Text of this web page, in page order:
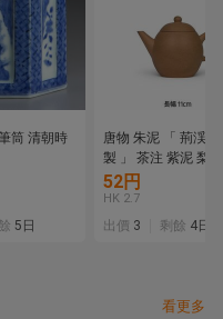
筒 清朝時
5日
唐物 朱泥 「 荊渓惠
製 」 茶注 紫泥 梨
砂 壺 宜興 窯 孟臣
壷 急須 煎茶 道具
玩 南蛮 鉄瓶 長幅
52円
HK 2.7
出價 3 剩餘 4日
看更多